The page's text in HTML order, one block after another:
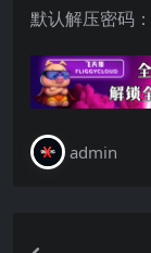
默认解压密码：
admin